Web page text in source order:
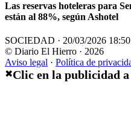
Las reservas hoteleras para
están al 88%, según Ashotel
SOCIEDAD · 20/03/2026
© Diario El Hierro · 2026
Aviso legal · Política de
✖Clic en la publicidad